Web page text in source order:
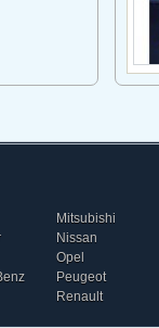
Mitsubishi
Nissan
Opel
Peugeot
Renault